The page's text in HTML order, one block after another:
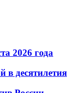
2026 года
в десятилетия